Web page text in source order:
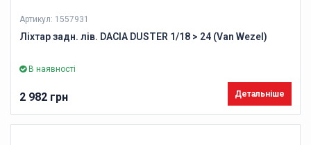
Артикул: 1557931
Ліхтар задн. лів. DACIA DUSTER 1/18 > 24 (Van Wezel)
В наявності
2 982 грн Детальніше